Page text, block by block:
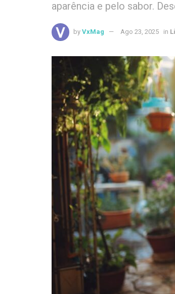
aparência e pelo sabor.
by VxMag Ago 23, 2025 in